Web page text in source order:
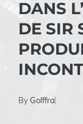
DANS
DE SIR
ByGolffra